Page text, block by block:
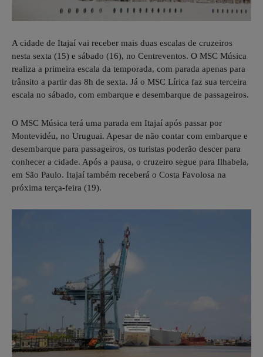
A cidade de Itajaí vai receber mais duas escalas de cruzeiros
nesta sexta (15) e sábado (16), no Centreventos. O MSC Música
realiza a primeira escala da temporada, com parada apenas para
trânsito a partir das 8h de sexta. Já o MSC Lírica faz sua terceira
escala no sábado, com embarque e desembarque de passageiros.
O MSC Música terá uma parada em Itajaí após passar por
Montevidéu, no Uruguai. Apesar de não contar com embarque e
desembarque para passageiros, os turistas poderão descer para
conhecer a cidade. Após a pausa, o cruzeiro segue para Ilhabela,
em São Paulo. Itajaí também receberá o Costa Favolosa na
próxima terça-feira (19).